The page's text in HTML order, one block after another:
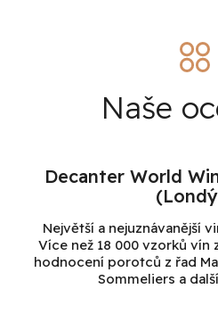
Naše
Decanter World
Největší a nejuznávanější
Více než 18 000 vzorků vín
hodnocení porotců z řad
Sommeliers a